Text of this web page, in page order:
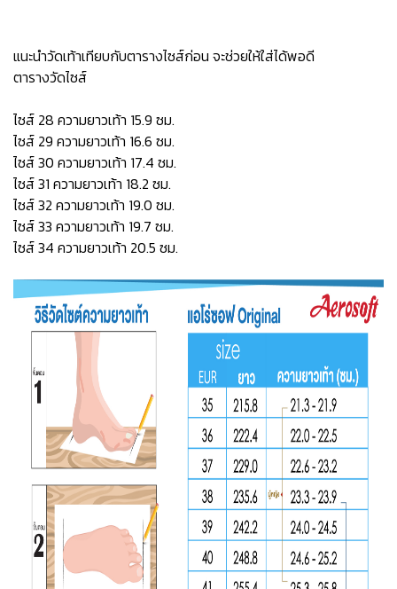
แนะนำวัดเท้าเทียบกับตารางไซส์ก่อน จะช่วยให้ใส่ได้พอดี
ตารางวัดไซส์
ไซส์ 28 ความยาวเท้า 15.9 ซม.
ไซส์ 29 ความยาวเท้า 16.6 ซม.
ไซส์ 30 ความยาวเท้า 17.4 ซม.
ไซส์ 31 ความยาวเท้า 18.2 ซม.
ไซส์ 32 ความยาวเท้า 19.0 ซม.
ไซส์ 33 ความยาวเท้า 19.7 ซม.
ไซส์ 34 ความยาวเท้า 20.5 ซม.